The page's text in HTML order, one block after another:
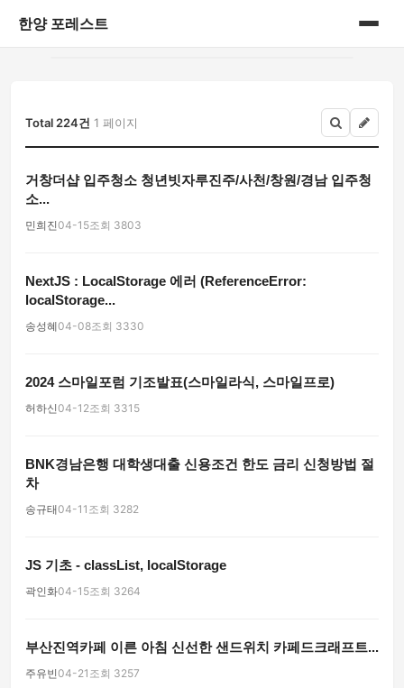
한양 포레스트
게시판
Total 224건 1 페이지
거창더샵 입주청소 청년빗자루진주/사천/창원/경남 입주청
소...
민희진04-15조회 3803
NextJS : LocalStorage 에러 (ReferenceError:
localStorage...
송성혜04-08조회 3330
2024 스마일포럼 기조발표(스마일라식, 스마일프로)
허하신04-12조회 3315
BNK경남은행 대학생대출 신용조건 한도 금리 신청방법 절
차
송규태04-11 조회 3282
JS 기초 - classList, localStorage
곽인화04-15조회 3264
부산진역카페 이른 아침 신선한 샌드위치 카페드크래프트...
주유빈04-21 조회 3257